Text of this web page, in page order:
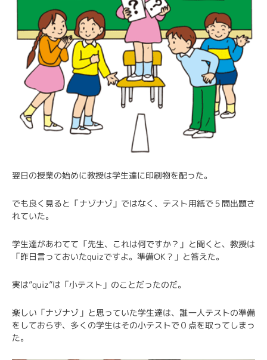
翌日の授業の始めに教授は学生達に印刷物を配った。
でも良く見ると「ナゾナゾ」ではなく、テスト用紙で５問出題さ
れていた。
学生達があわてて「先生、これは何ですか？」と聞くと、教授は
「昨日言っておいたquizですよ。準備OK？」と答えた。
実は”quiz”は「小テスト」のことだったのだ。
楽しい「ナゾナゾ」と思っていた学生達は、誰一人テストの準備
をしておらず、多くの学生はその小テストで０点を取ってしまっ
た。